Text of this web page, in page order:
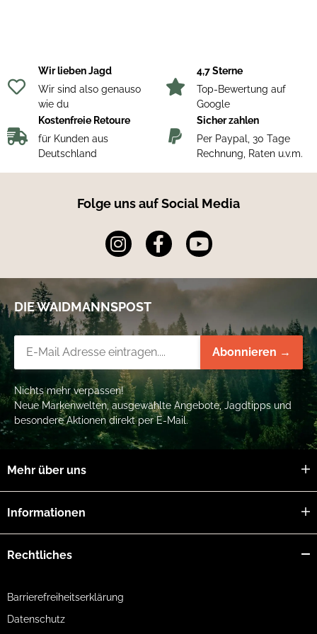
Wir lieben Jagd
Wir sind also genauso
wie du
4,7 Sterne
Top-Bewertung auf
Google
Kostenfreie Retoure
für Kunden aus
Deutschland
Sicher zahlen
Per Paypal, 30 Tage
Rechnung, Raten u.v.m.
Folge uns auf Social Media
DIE WAIDMANNSPOST
Abonnieren →
Nichts mehr verpassen!
Neue Markenwelten, ausgewählte Angebote, Jagdtipps und
besondere Aktionen direkt per E-Mail.
Mehr über uns
Informationen
Rechtliches
Barrierefreiheitserklärung
Datenschutz